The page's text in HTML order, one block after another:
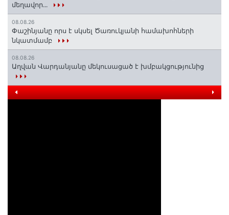
մեղավոր․․․
08.08.26
Փաշինյանը որս է սկսել Ծառուկյանի համախոհների
նկատմամբ
08.08.26
Աղվան Վարդանյանը մեկուսացած է խմբակցությունից